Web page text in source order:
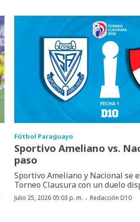
Fútbol Paraguayo
Sportivo Ameliano vs.
paso
Sportivo Ameliano y Nacional se
Torneo Clausura con un duelo
Julio 25, 2026 05:03 p. m. · Redacción D10